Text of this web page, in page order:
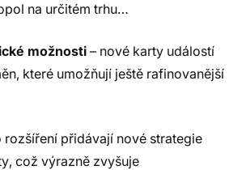
na určitém trhu…
možnosti – nové karty událostí
které umožňují ještě rafinovanější
rozšíření přidávají nové strategie
což výrazně zvyšuje